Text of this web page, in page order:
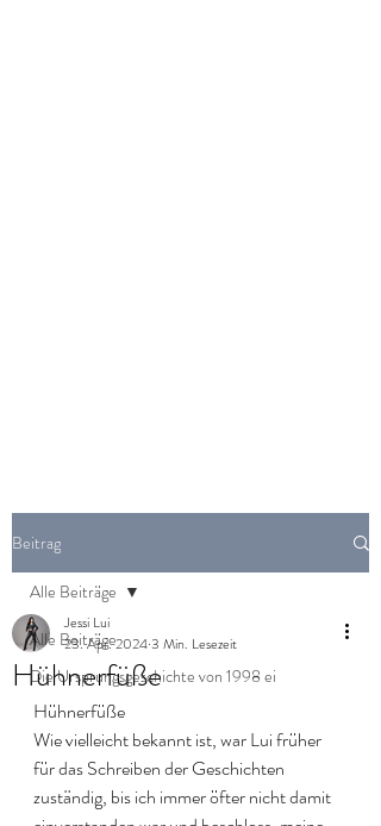
Beitrag
Alle Beiträge
Die Ursprungsgeschichte von 1998 ei
Alle Beiträge
Hühnerfüße
Jessi Lui
23. Apr. 20243 Min. Lesezeit
Hühnerfüße
Wie vielleicht bekannt ist, war Lui früher
für das Schreiben der Geschichten
zuständig, bis ich immer öfter nicht damit